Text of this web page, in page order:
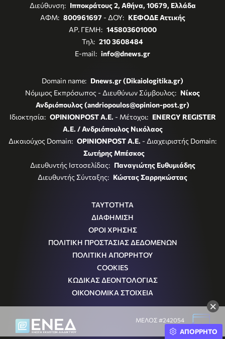
×
Διεύθυνση: Ιπποκράτους 2, Αθήνα, 10679, Ελλάδα
ΑΦΜ: 800961697- ΔΟΥ: ΚΕΦΟΔΕ Αττικής
ΑΡ. ΓΕΜΗ: 145803601000
Τηλ: 210 3608484
E-mail: info@dnews.gr
Domain name: Dnews.gr (Dikaiologitika.gr)
Νόμιμος Εκπρόσωπος - Διευθύνων Σύμβουλος: Νίκος
Ανδριόπουλος (andriopoulos@opinion-post.gr)
Ιδιοκτησία: OPINIONPOST A.E. - Μέτοχοι: ENERGY REGISTER
Α.Ε. / Ανδριόπουλος Νικόλαος
Δικαιούχος Domain: OPINIONPOST A.E. - Διαχειριστής Domain:
Σωτήρης Μπέσκος
Διευθυντής Ιστοσελίδας: Παναγιώτης Ευθυμιάδης
Διευθυντής Σύνταξης: Κώστας Σαρρηκώστας
ΤΑΥΤΟΤΗΤΑ
ΔΙΑΦΗΜΙΣΗ
ΟΡΟΙ ΧΡΗΣΗΣ
ΠΟΛΙΤΙΚΗ ΠΡΟΣΤΑΣΙΑΣ ΔΕΔΟΜΕΝΩΝ
ΠΟΛΙΤΙΚΗ ΑΠΟΡΡΗΤΟΥ
COOKIES
ΚΩΔΙΚΑΣ ΔΕΟΝΤΟΛΟΓΙΑΣ
ΟΙΚΟΝΟΜΙΚΑ ΣΤΟΙΧΕΙΑ
ΜΕΛΟΣ #242054
Μ.Η.Τ.ΑΠΟΡΡΗΤΟ